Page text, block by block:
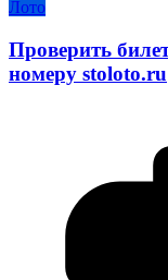
Лото
Проверить
номеру stoloto.ru